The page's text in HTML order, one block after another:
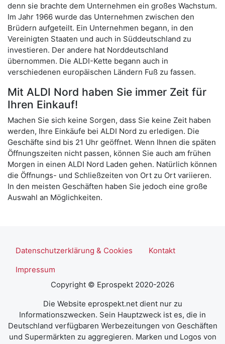
denn sie brachte dem Unternehmen ein großes Wachstum.
Im Jahr 1966 wurde das Unternehmen zwischen den
Brüdern aufgeteilt. Ein Unternehmen begann, in den
Vereinigten Staaten und auch in Süddeutschland zu
investieren. Der andere hat Norddeutschland
übernommen. Die ALDI-Kette begann auch in
verschiedenen europäischen Ländern Fuß zu fassen.
Mit ALDI Nord haben Sie immer Zeit für
Ihren Einkauf!
Machen Sie sich keine Sorgen, dass Sie keine Zeit haben
werden, Ihre Einkäufe bei ALDI Nord zu erledigen. Die
Geschäfte sind bis 21 Uhr geöffnet. Wenn Ihnen die späten
Öffnungszeiten nicht passen, können Sie auch am frühen
Morgen in einen ALDI Nord Laden gehen. Natürlich können
die Öffnungs- und Schließzeiten von Ort zu Ort variieren.
In den meisten Geschäften haben Sie jedoch eine große
Auswahl an Möglichkeiten.
Datenschutzerklärung & Cookies
Kontakt
Impressum
Copyright © Eprospekt 2020-2026
Die Website eprospekt.net dient nur zu
Informationszwecken. Sein Hauptzweck ist es, die in
Deutschland verfügbaren Werbezeitungen von Geschäften
und Supermärkten zu aggregieren. Marken und Logos von